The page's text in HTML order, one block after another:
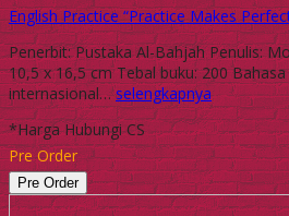
English Practice “Practice Makes
Penerbit: Pustaka Al-Bahjah Penulis:
10,5 x 16,5 cm Tebal buku: 200
internasional…selengkapnya
*Harga Hubungi CS
Pre Order
Pre Order